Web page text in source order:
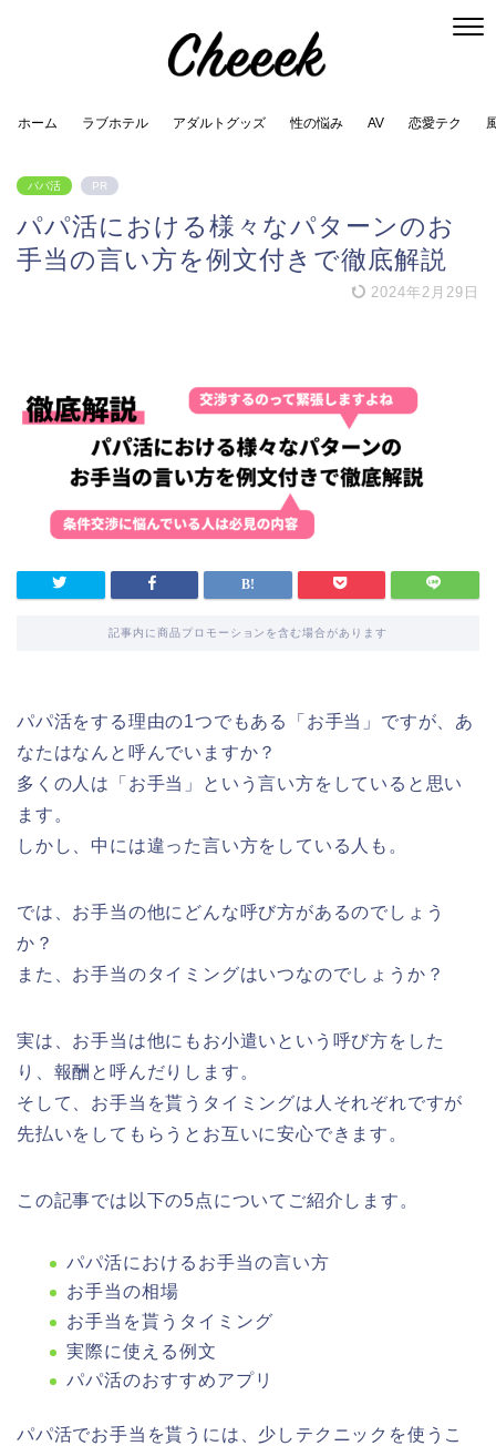
ホーム ラブホテル アダルトグッズ 性の悩み AV 恋愛テク
パパ活 PR
パパ活における様々なパターンのお
手当の言い方を例文付きで徹底解説
2024年2月29日
記事内に商品プロモーションを含む場合があります
パパ活をする理由の1つでもある「お手当」ですが、あ
なたはなんと呼んでいますか？
多くの人は「お手当」という言い方をしていると思い
ます。
しかし、中には違った言い方をしている人も。
では、お手当の他にどんな呼び方があるのでしょう
か？
また、お手当のタイミングはいつなのでしょうか？
実は、お手当は他にもお小遣いという呼び方をした
り、報酬と呼んだりします。
そして、お手当を貰うタイミングは人それぞれですが
先払いをしてもらうとお互いに安心できます。
この記事では以下の5点についてご紹介します。
パパ活におけるお手当の言い方
お手当の相場
お手当を貰うタイミング
実際に使える例文
パパ活のおすすめアプリ
パパ活でお手当を貰うには、少しテクニックを使うこ